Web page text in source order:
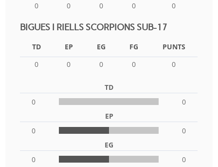
0
0 0 0 0
BIGUES I RIELLS SCORPIONS SUB-17
TD EP EG FG
PUNTS
0
0 0 0 0
TD
0
0
EP
0
0
EG
0
0